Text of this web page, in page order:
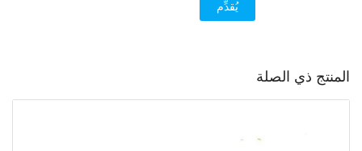
يُقدِّم
المنتج ذي الصلة